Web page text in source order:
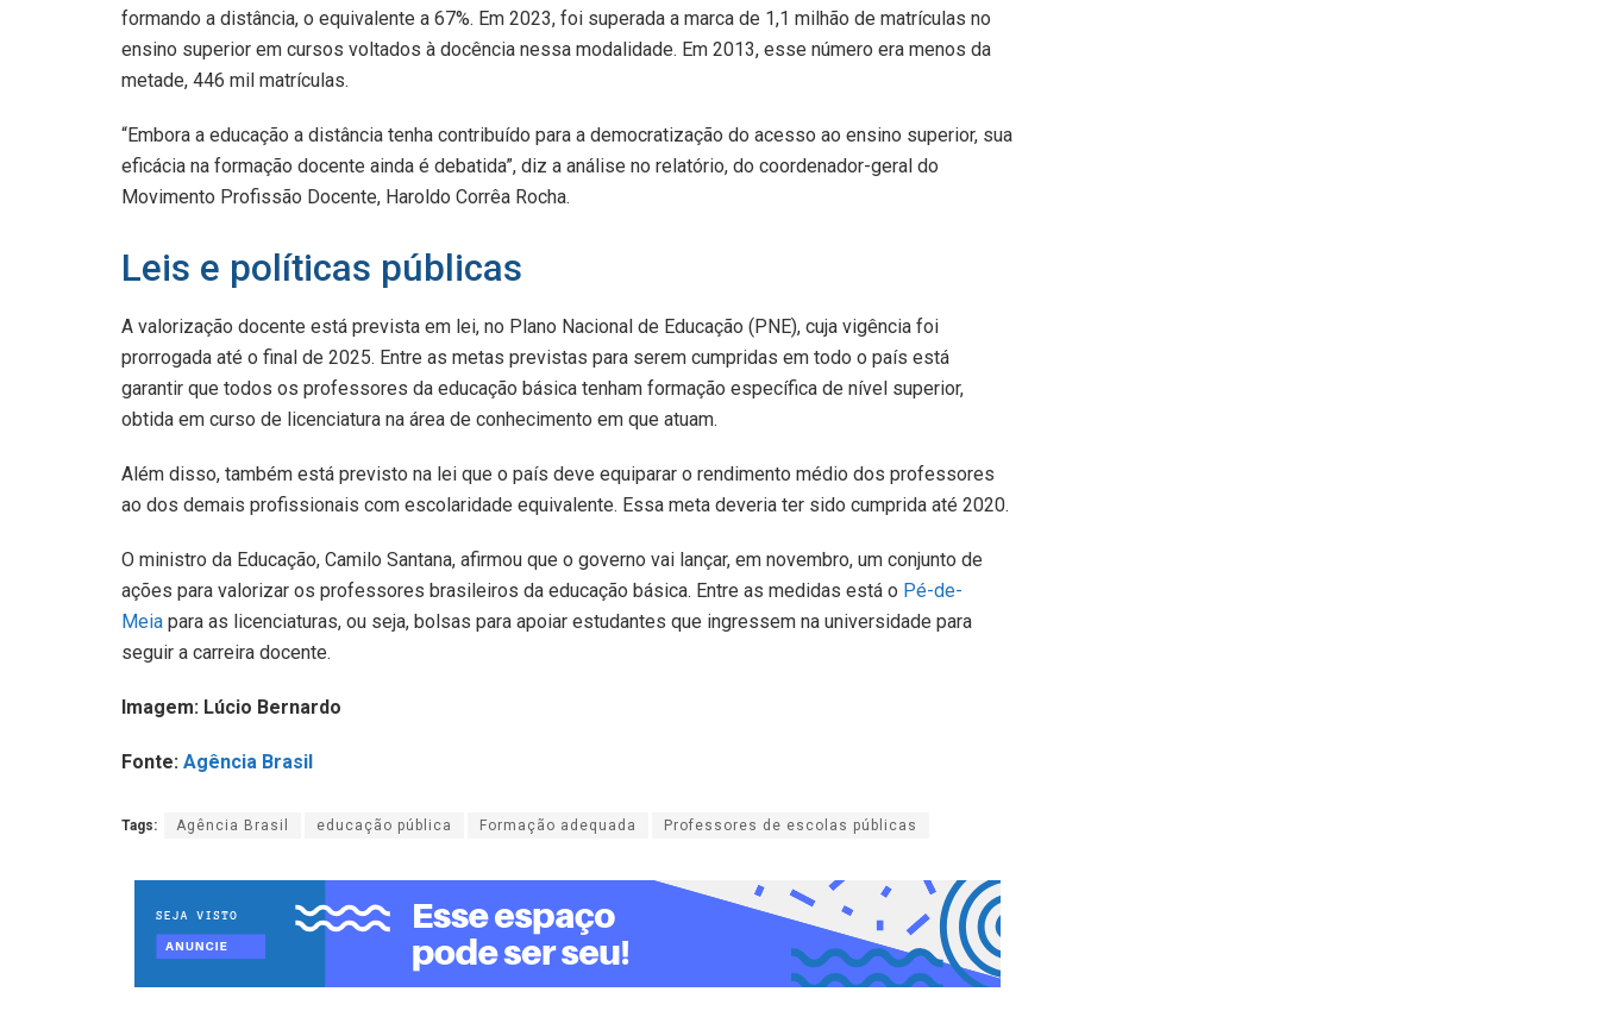
formando a distância, o equivalente a 67%. Em 2023, foi superada a marca de 1,1 milhão de matrículas no
ensino superior em cursos voltados à docência nessa modalidade. Em 2013, esse número era menos da
metade, 446 mil matrículas.
“Embora a educação a distância tenha contribuído para a democratização do acesso ao ensino superior, sua
eficácia na formação docente ainda é debatida”, diz a análise no relatório, do coordenador-geral do
Movimento Profissão Docente, Haroldo Corrêa Rocha.
Leis e políticas públicas
A valorização docente está prevista em lei, no Plano Nacional de Educação (PNE), cuja vigência foi
prorrogada até o final de 2025. Entre as metas previstas para serem cumpridas em todo o país está
garantir que todos os professores da educação básica tenham formação específica de nível superior,
obtida em curso de licenciatura na área de conhecimento em que atuam.
Além disso, também está previsto na lei que o país deve equiparar o rendimento médio dos professores
ao dos demais profissionais com escolaridade equivalente. Essa meta deveria ter sido cumprida até 2020.
O ministro da Educação, Camilo Santana, afirmou que o governo vai lançar, em novembro, um conjunto de
ações para valorizar os professores brasileiros da educação básica. Entre as medidas está o Pé-de-
Meia para as licenciaturas, ou seja, bolsas para apoiar estudantes que ingressem na universidade para
seguir a carreira docente.
Imagem: Lúcio Bernardo
Fonte: Agência Brasil
Tags: Agência Brasil educação pública Formação adequada Professores de escolas públicas